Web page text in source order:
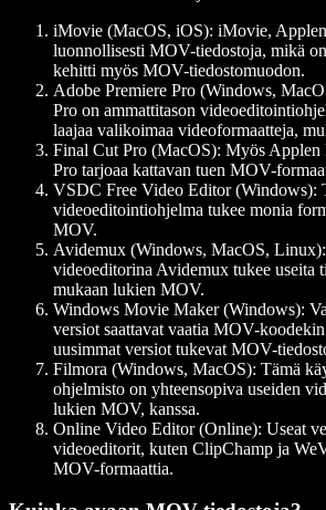
iMovie (MacOS, iOS): iMovie,
luonnollisesti MOV-tiedostoja, mikä
kehitti myös MOV-tiedostomuodon.
Adobe Premiere Pro (Windows,
Pro on ammattitason
laajaa valikoimaa videoformaatteja,
Final Cut Pro (MacOS): Myös Applen
Pro tarjoaa kattavan tuen MOV-
VSDC Free Video Editor (Windows):
videoeditointiohjelma tukee monia
MOV.
Avidemux (Windows, MacOS, Linux)
videoeditorina Avidemux tukee useita
mukaan lukien MOV.
Windows Movie Maker (Windows):
versiot saattavat vaatia MOV-
uusimmat versiot tukevat MOV-
Filmora (Windows, MacOS): Tämä
ohjelmisto on yhteensopiva useiden
lukien MOV, kanssa.
Online Video Editor (Online): Useat
videoeditorit, kuten ClipChamp ja
MOV-formaattia.